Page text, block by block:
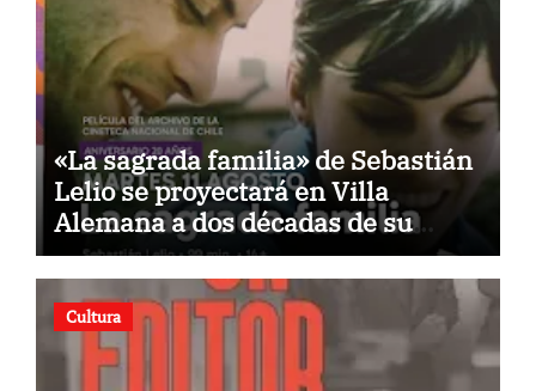
«La sagrada familia» de Sebastián
Lelio se proyectará en Villa
Alemana a dos décadas de su
estreno
Cultura